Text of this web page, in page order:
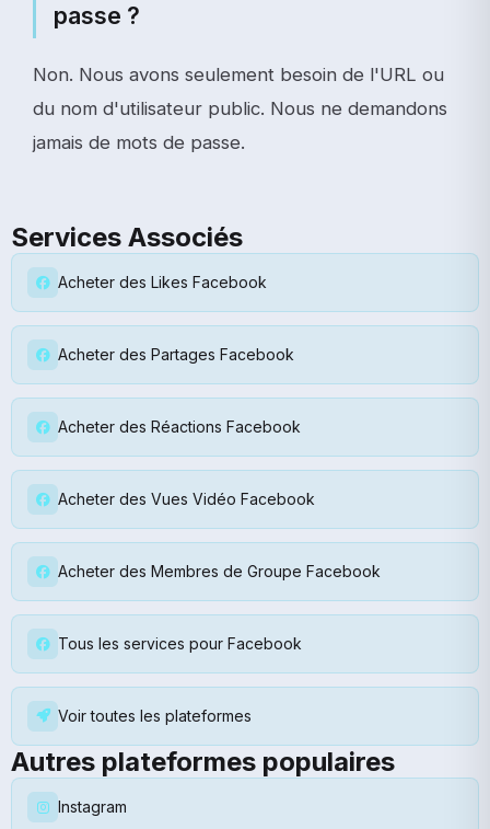
passe ?
Non. Nous avons seulement besoin de l'URL ou
du nom d'utilisateur public. Nous ne demandons
jamais de mots de passe.
Services Associés
Acheter des Likes Facebook
Acheter des Partages Facebook
Acheter des Réactions Facebook
Acheter des Vues Vidéo Facebook
Acheter des Membres de Groupe Facebook
Tous les services pour Facebook
Voir toutes les plateformes
Autres plateformes populaires
Instagram